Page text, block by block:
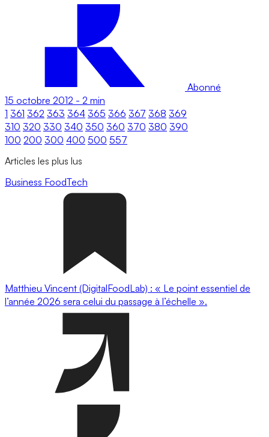
Abonné
15 octobre 2012 - 2 min
1 361 362 363 364 365 366 367 368 369
310 320 330 340 350 360 370 380 390
100 200 300 400 500 557
Articles les plus lus
Business FoodTech
Matthieu Vincent (DigitalFoodLab) : « Le point essentiel de
l’année 2026 sera celui du passage à l’échelle ».